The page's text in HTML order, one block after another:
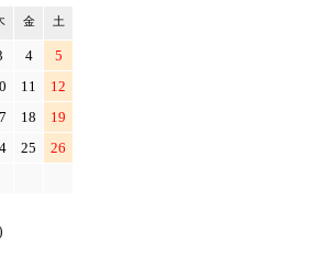
金 土
4
5
11
12
18
19
25
26